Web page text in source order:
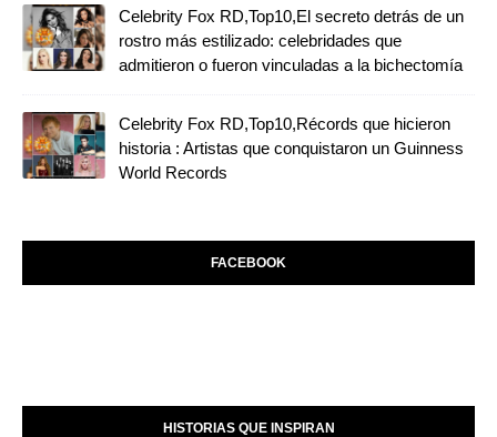
Celebrity Fox RD,Top10,El secreto detrás de un
rostro más estilizado: celebridades que
admitieron o fueron vinculadas a la bichectomía
Celebrity Fox RD,Top10,Récords que hicieron
historia : Artistas que conquistaron un Guinness
World Records
FACEBOOK
HISTORIAS QUE INSPIRAN